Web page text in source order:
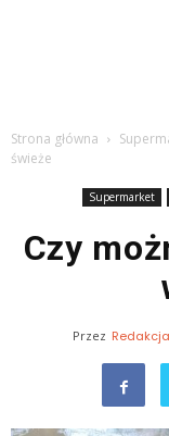
Strona główna
świeże
Supermarket
Czy
Przez Redakcja